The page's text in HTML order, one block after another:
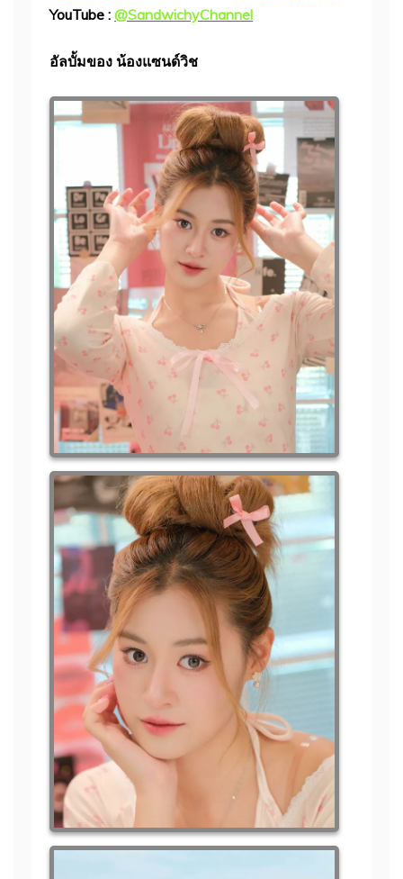
YouTube : @SandwichyChannel
อัลบั้มของ น้องแซนด์วิช